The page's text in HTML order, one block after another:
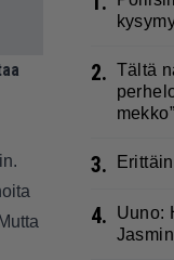
2. Tältä
mekko”
3.
4.
Uuno: